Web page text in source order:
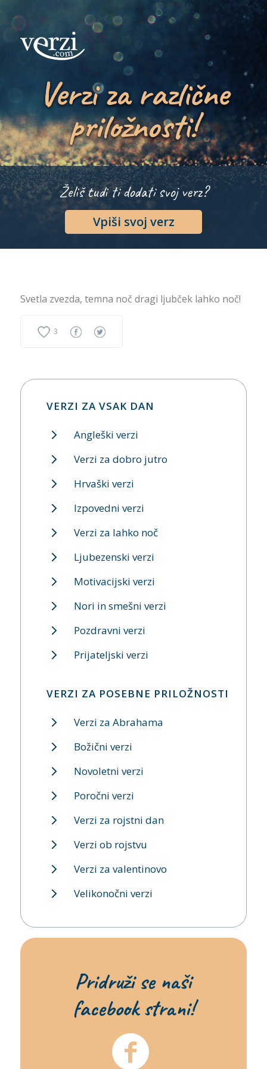
Verzi za različne
priložnosti!
Želiš tudi ti dodati svoj verz?
Vpiši svoj verz
Svetla zvezda, temna noč dragi ljubček lahko noč!
3
VERZI ZA VSAK DAN
Angleški verzi
Verzi za dobro jutro
Hrvaški verzi
Izpovedni verzi
Verzi za lahko noč
Ljubezenski verzi
Motivacijski verzi
Nori in smešni verzi
Pozdravni verzi
Prijateljski verzi
VERZI ZA POSEBNE PRILOŽNOSTI
Verzi za Abrahama
Božični verzi
Novoletni verzi
Poročni verzi
Verzi za rojstni dan
Verzi ob rojstvu
Verzi za valentinovo
Velikonočni verzi
Pridruži se naši
facebook strani!